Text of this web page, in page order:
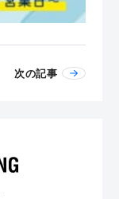
次の記事